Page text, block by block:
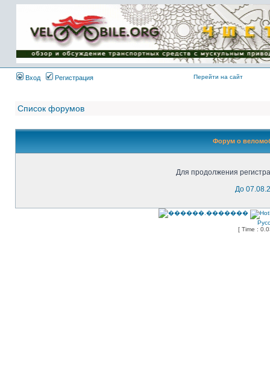
Имя пользователя:
Пароль:
{ LOG_ME_IN_SHORT
}
Вход
Регистрация Перейти на сайт
Список форумов
Форум о
Для продолжения
До
[ Time :